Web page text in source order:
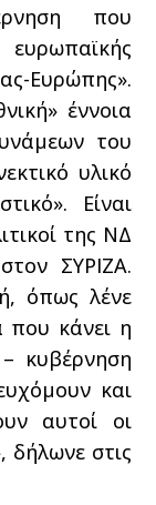
που
Ευρώπης».
έννοια
του
υλικό
Είναι
της ΝΔ
ΣΥΡΙΖΑ.
όπως λένε
κάνει η
κυβέρνηση
και
αυτοί οι
δήλωνε στις